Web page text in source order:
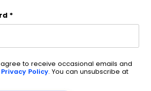
*
agree to receive occasional emails and
Privacy Policy. You can unsubscribe at